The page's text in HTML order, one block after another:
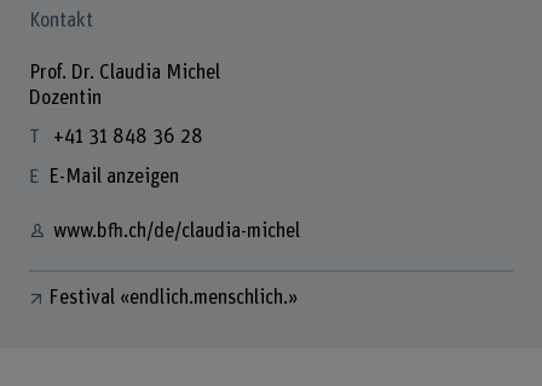
Kontakt
Prof. Dr. Claudia Michel
Dozentin
+41 31 848 36 28
E-Mail anzeigen
www.bfh.ch/de/claudia-michel
Festival «endlich.menschlich.»